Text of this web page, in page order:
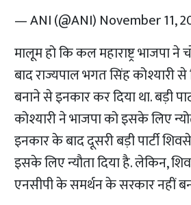
— ANI (@ANI) November 11,
मालूम हो कि कल महाराष्ट्र भाजपा
बाद राज्यपाल भगत सिंह कोश्यारी
बनाने से इनकार कर दिया था. बड़ी
कोश्यारी ने भाजपा को इसके लिए
इनकार के बाद दूसरी बड़ी पार्टी
इसके लिए न्यौता दिया है. लेकिन,
एनसीपी के समर्थन के सरकार नहीं